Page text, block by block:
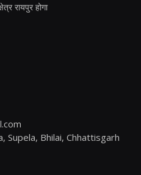
रायपुर होगा
Supela, Bhilai, Chhattisgarh